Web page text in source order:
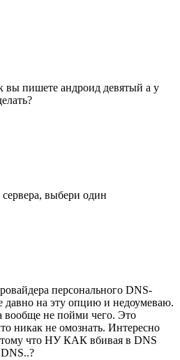
вы пишете андроид девятый а у
выбери один
персонального DNS-
давно на эту опцию и недоумеваю.
не пойми чего. Это
никак не омознать. Интересно
что НУ КАК вбивая в DNS